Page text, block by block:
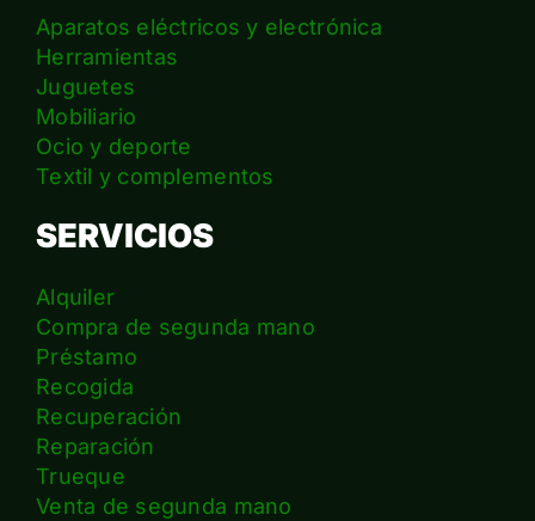
Aparatos eléctricos y electrónica
Herramientas
Juguetes
Mobiliario
Ocio y deporte
Textil y complementos
SERVICIOS
Alquiler
Compra de segunda mano
Préstamo
Recogida
Recuperación
Reparación
Trueque
Venta de segunda mano